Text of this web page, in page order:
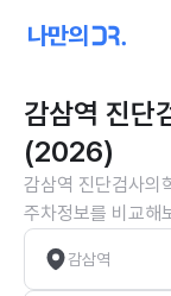
감삼역 진단
(2026)
감삼역 진단검사의
주차정보를 비교해
감삼역